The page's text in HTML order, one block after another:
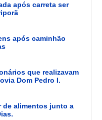
após carreta ser
após caminhão
que realizavam
Dom Pedro I.
de alimentos junto a